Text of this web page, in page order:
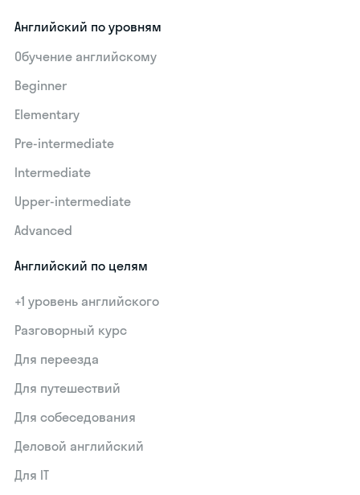
Английский по уровням
Обучение английскому
Beginner
Elementary
Pre-intermediate
Intermediate
Upper-intermediate
Advanced
Английский по целям
+1 уровень английского
Разговорный курс
Для переезда
Для путешествий
Для собеседования
Деловой английский
Для IT